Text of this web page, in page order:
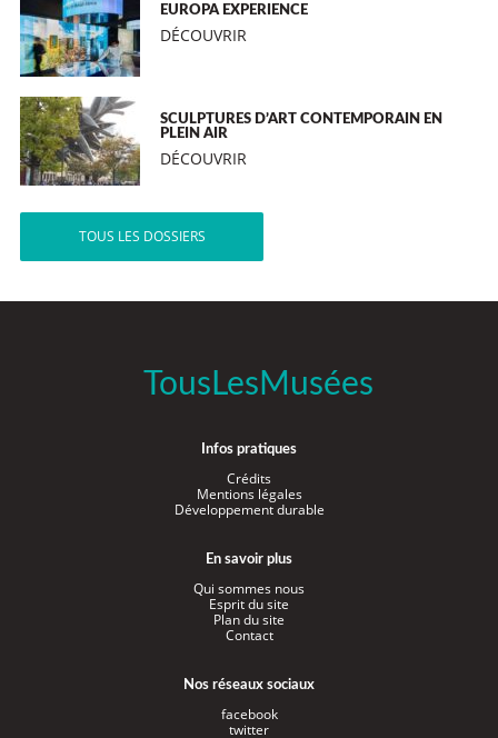
EUROPA EXPERIENCE
DÉCOUVRIR
SCULPTURES D’ART CONTEMPORAIN EN
PLEIN AIR
DÉCOUVRIR
TOUS LES DOSSIERS
TousLesMusées
Infos pratiques
Crédits
Mentions légales
Développement durable
En savoir plus
Qui sommes nous
Esprit du site
Plan du site
Contact
Nos réseaux sociaux
facebook
twitter